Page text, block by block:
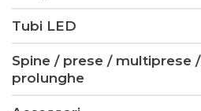
Tubi LED
Spine / prese / multiprese /
prolunghe